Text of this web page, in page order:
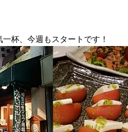
杯、今週もスタートです！